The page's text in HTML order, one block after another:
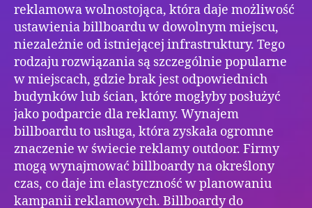
reklamowa wolnostojąca, która daje możliwość
ustawienia billboardu w dowolnym miejscu,
niezależnie od istniejącej infrastruktury. Tego
rodzaju rozwiązania są szczególnie popularne
w miejscach, gdzie brak jest odpowiednich
budynków lub ścian, które mogłyby posłużyć
jako podparcie dla reklamy. Wynajem
billboardu to usługa, która zyskała ogromne
znaczenie w świecie reklamy outdoor. Firmy
mogą wynajmować billboardy na określony
czas, co daje im elastyczność w planowaniu
kampanii reklamowych. Billboardy do